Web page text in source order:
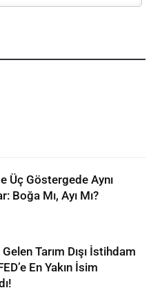
Üç Göstergede Aynı
Boğa Mı, Ayı Mı?
Gelen Tarım Dışı İstihdam
En Yakın İsim